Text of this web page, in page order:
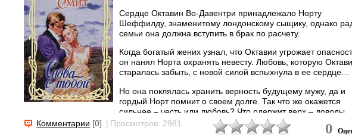
Сердце Октавин Bo-Давентри принадлежало Норту
Шеффилду, знаменитому лондонскому сыщику, однако
семьи она должна вступить в брак по расчету.
Когда богатый жених узнал, что Октавии угрожает
он нанял Норта охранять невесту. Любовь, которую
старалась забыть, с новой силой вспыхнула в ее сердце…
Но она поклялась хранить верность будущему мужу, да и
гордый Норт помнит о своем долге. Так что же окажется
сильнее – честь или любовь? Что одержит верх – доводы
рассудка или закон...
Комментарии [0] | Просмотров: 2981 0